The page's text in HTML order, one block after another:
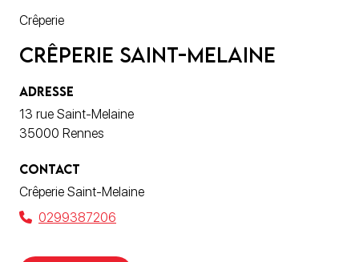
Crêperie
Crêperie Saint-Melaine
ADRESSE
13 rue Saint-Melaine
35000 Rennes
CONTACT
Crêperie Saint-Melaine
0299387206